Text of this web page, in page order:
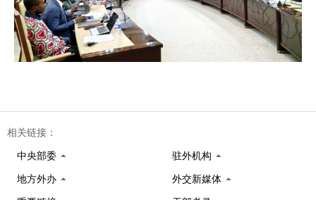
相关链接：
中央部委 驻外机构
地方外办 外交新媒体